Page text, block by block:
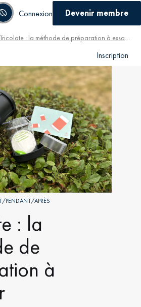
Connexion Devenir membre
Inscription
: la méthode de préparation à essayer
PENDANT/APRÈS
: la
de
à